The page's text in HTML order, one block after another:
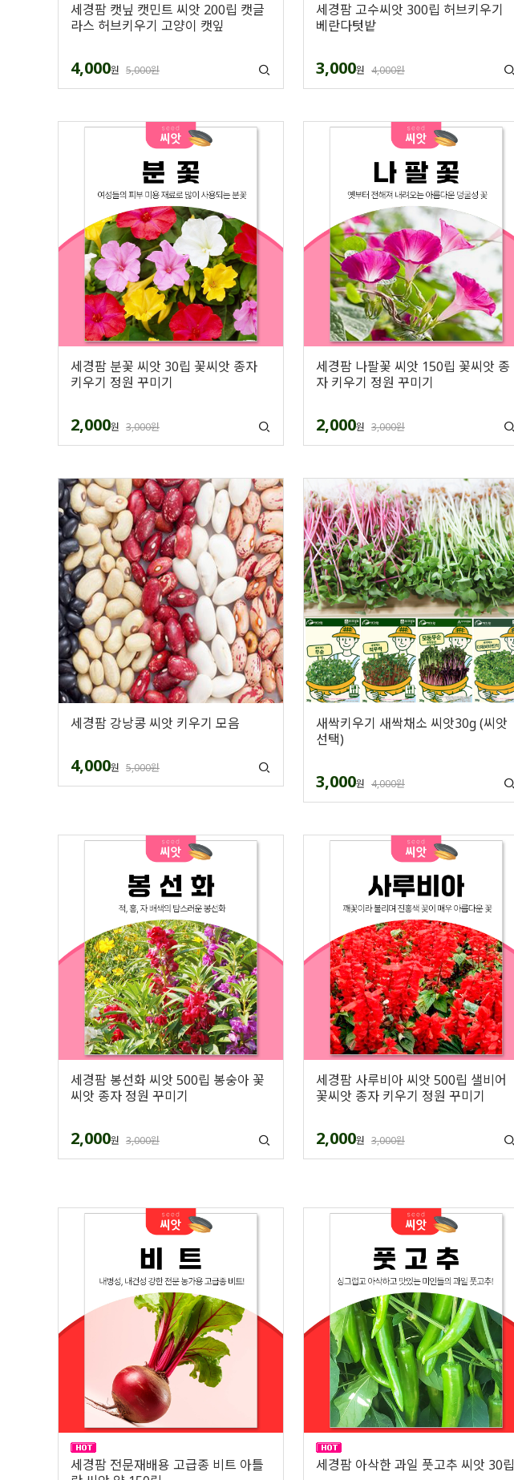
세경팜 캣닢 캣민트 씨앗 200립 캣글
라스 허브키우기 고양이 캣잎
4,000원 5,000원
세경팜 고수씨앗 300립 허브키우기
베란다텃밭
3,000원 4,000원
세경팜 분꽃 씨앗 30립 꽃씨앗 종자
키우기 정원 꾸미기
2,000원 3,000원
세경팜 나팔꽃 씨앗 150립 꽃씨앗 종
자 키우기 정원 꾸미기
2,000원 3,000원
세경팜 강낭콩 씨앗 키우기 모음
4,000원 5,000원
새싹키우기 새싹채소 씨앗30g (씨앗
선택)
3,000원 4,000원
세경팜 봉선화 씨앗 500립 봉숭아 꽃
씨앗 종자 정원 꾸미기
2,000원 3,000원
세경팜 사루비아 씨앗 500립 샐비어
꽃씨앗 종자 키우기 정원 꾸미기
2,000원 3,000원
세경팜 전문재배용 고급종 비트 아틀
세경팜 아삭한 과일 풋고추 씨앗 30립